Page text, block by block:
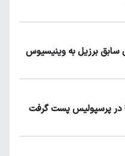
برزیل به وینیسیوس
پرسپولیس پست گرفت